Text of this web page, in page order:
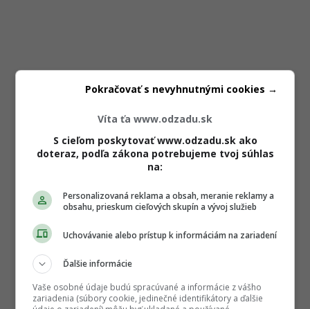
Víta ťa www.odzadu.sk
S cieľom poskytovať www.odzadu.sk ako
doteraz, podľa zákona potrebujeme tvoj súhlas
na:
Personalizovaná reklama a obsah, meranie reklamy a
obsahu, prieskum cieľových skupín a vývoj služieb
Uchovávanie alebo prístup k informáciám na zariadení
Ďalšie informácie
Vaše osobné údaje budú spracúvané a informácie z vášho
zariadenia (súbory cookie, jedinečné identifikátory a ďalšie
Pokračovať s nevyhnutnými cookies →